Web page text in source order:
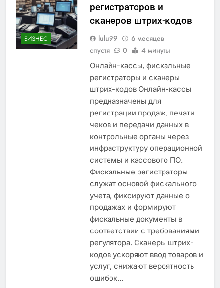
БИЗНЕС
регистраторов и
сканеров штрих-кодов
lulu99
6 месяцев
спустя
0 4 минуты
Онлайн-кассы, фискальные
регистраторы и сканеры
штрих-кодов Онлайн-кассы
предназначены для
регистрации продаж, печати
чеков и передачи данных в
контрольные органы через
инфраструктуру операционной
системы и кассового ПО.
Фискальные регистраторы
служат основой фискального
учета, фиксируют данные о
продажах и формируют
фискальные документы в
соответствии с требованиями
регулятора. Сканеры штрих-
кодов ускоряют ввод товаров и
услуг, снижают вероятность
ошибок…